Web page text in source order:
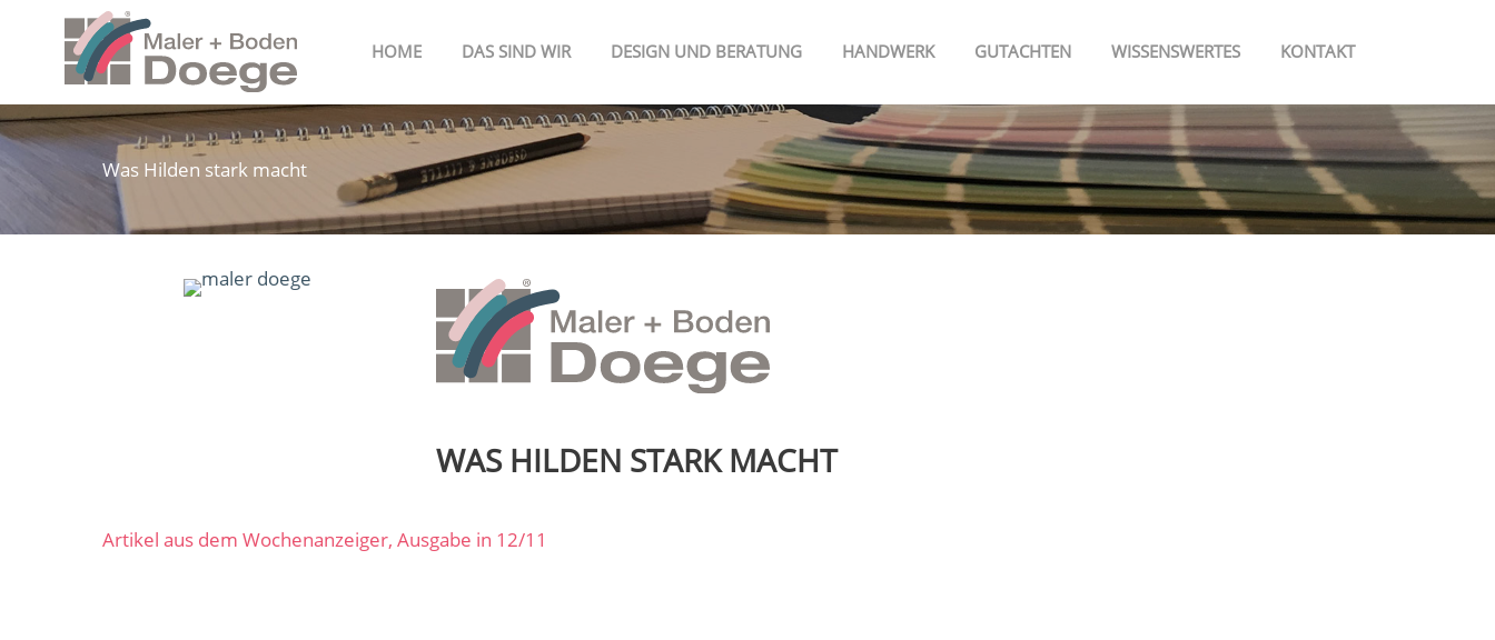
springen
HOME DAS SIND WIR DESIGN UND BERATUNG HANDWERK GUTACHTEN WISSENSWERTES KONTAKT
Was Hilden stark macht
WAS HILDEN STARK MACHT
Artikel aus dem Wochenanzeiger, Ausgabe in 12/11